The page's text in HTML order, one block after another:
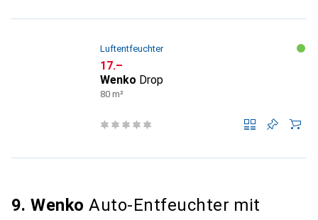
Luftentfeuchter
CHF
17.–
Wenko Drop
80 m²
9. Wenko Auto-Entfeuchter mit